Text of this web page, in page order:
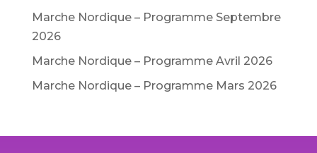
Marche Nordique – Programme Septembre
2026
Marche Nordique – Programme Avril 2026
Marche Nordique – Programme Mars 2026